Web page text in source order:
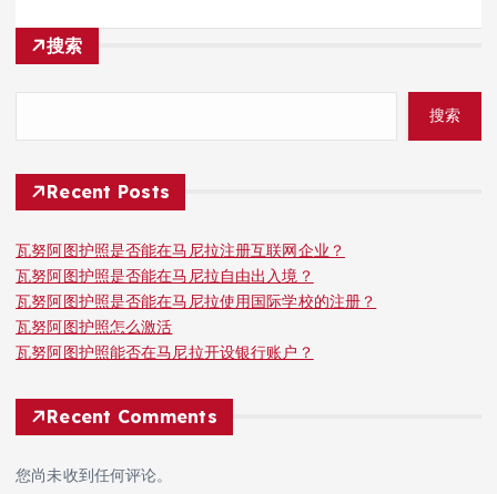
搜索
搜索
Recent Posts
瓦努阿图护照是否能在马尼拉注册互联网企业？
瓦努阿图护照是否能在马尼拉自由出入境？
瓦努阿图护照是否能在马尼拉使用国际学校的注册？
瓦努阿图护照怎么激活
瓦努阿图护照能否在马尼拉开设银行账户？
Recent Comments
您尚未收到任何评论。